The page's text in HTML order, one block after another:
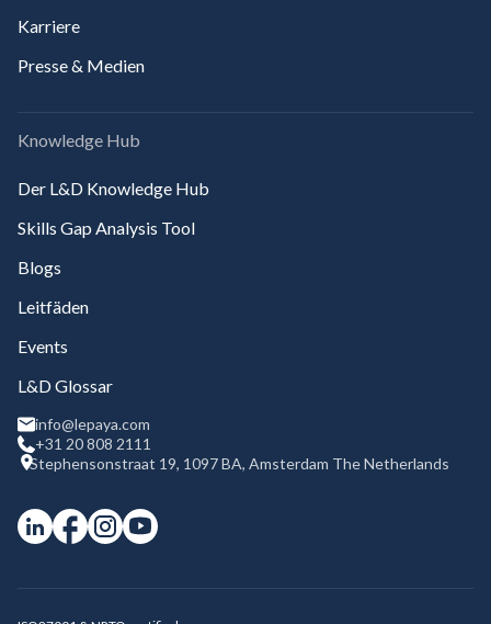
Karriere
Presse & Medien
Knowledge Hub
Der L&D Knowledge Hub
Skills Gap Analysis Tool
Blogs
Leitfäden
Events
L&D Glossar
info@lepaya.com
+31 20 808 2111
Stephensonstraat 19, 1097 BA, Amsterdam The Netherlands